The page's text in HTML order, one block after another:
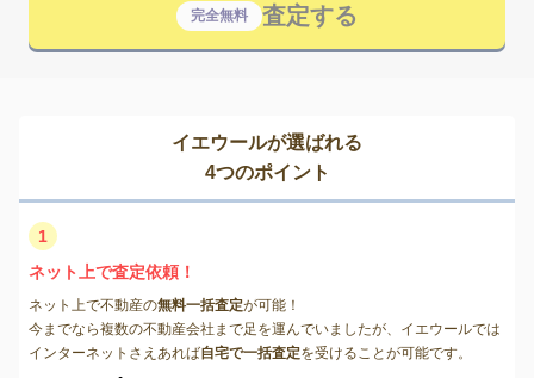
完全無料 査定する
イエウールが選ばれる
4つのポイント
1
ネット上で査定依頼！
ネット上で不動産の無料一括査定が可能！
今までなら複数の不動産会社まで足を運んでいましたが、イエウールでは
インターネットさえあれば自宅で一括査定を受けることが可能です。